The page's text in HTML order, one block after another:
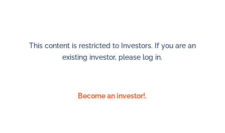
This content is restricted to Investors. If you are an
existing investor, please log in.
Become an investor!.